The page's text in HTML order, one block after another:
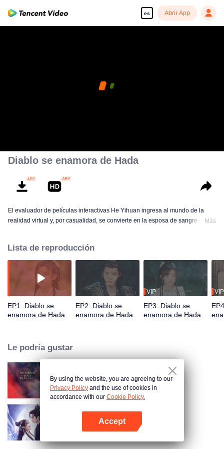
es Abrir App
Diablo se enamora de Hada
El evaluador de películas interactivas He Yihuan ingresa al mundo de la
realidad virtual y, por casualidad, se convierte en la esposa de sangre de
Señor Oscuro de la Destrucción y poder volver a la realidad. En el camino,
los dos se enfrentan juntos a la vida y la muerte, y Yihuan gradualmente se
enamora del frío pero bondadoso Xuan Ming. Sin embargo, una calamidad
aún mayor se acerca silenciosamente...
Más
Lista de reproducción
EP1: Diablo se
enamora de Hada
EP2: Diablo se
enamora de Hada
VIP
EP3: Diablo se
enamora de Hada
VIP
Le podría gustar
Amor Prohibido
Sello del amor
By using the website, you are agreeing to our
Privacy Policy and the use of cookies in
accordance with our Cookie Policy.
Accept